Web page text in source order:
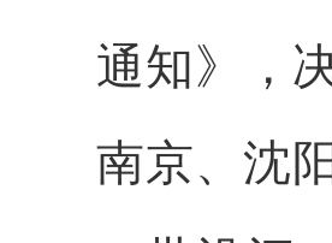
通知》，
南京、沈